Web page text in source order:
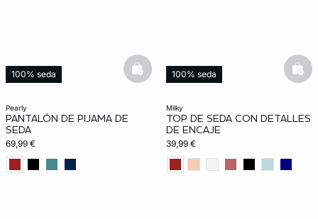
pearly
PANTALÓN DE PIJAMA DE
SEDA
69,99 €
100% seda basketfull
milky
TOP DE SEDA CON DETALLES
DE ENCAJE
39,99 €
100% seda